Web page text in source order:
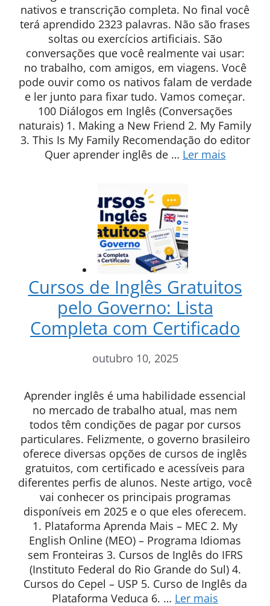
nativos e transcrição completa. No final você
terá aprendido 2323 palavras. Não são frases
soltas ou exercícios artificiais. São
conversações que você realmente vai usar:
no trabalho, com amigos, em viagens. Você
pode ouvir como os nativos falam de verdade
e ler junto para fixar tudo. Vamos começar.
100 Diálogos em Inglês (Conversações
naturais) 1. Making a New Friend 2. My Family
3. This Is My Family Recomendação do editor
Quer aprender inglês de … Ler mais
Cursos de Inglês Gratuitos
pelo Governo: Lista
Completa com Certificado
outubro 10, 2025
Aprender inglês é uma habilidade essencial
no mercado de trabalho atual, mas nem
todos têm condições de pagar por cursos
particulares. Felizmente, o governo brasileiro
oferece diversas opções de cursos de inglês
gratuitos, com certificado e acessíveis para
diferentes perfis de alunos. Neste artigo, você
vai conhecer os principais programas
disponíveis em 2025 e o que eles oferecem.
1. Plataforma Aprenda Mais – MEC 2. My
English Online (MEO) – Programa Idiomas
sem Fronteiras 3. Cursos de Inglês do IFRS
(Instituto Federal do Rio Grande do Sul) 4.
Cursos do Cepel – USP 5. Curso de Inglês da
Plataforma Veduca 6. … Ler mais